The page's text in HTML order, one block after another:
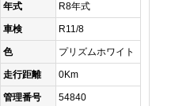
年式 R8年式
車検 R11/8
色 プリズムホワイト
走行距離 0Km
管理番号 54840